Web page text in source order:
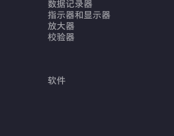
数据记录器
指示器和显示器
放大器
校验器
软件